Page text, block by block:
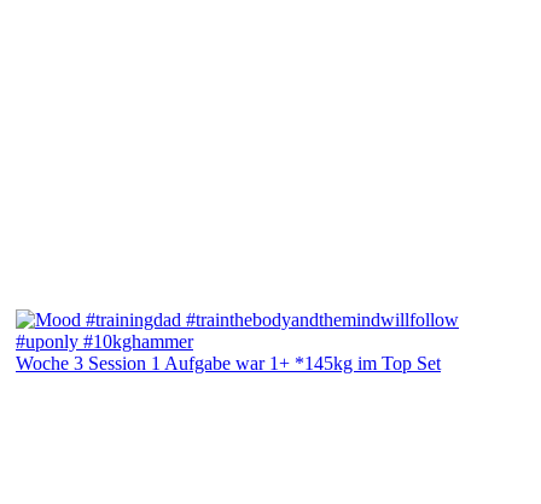
Woche 3 Session 1 Aufgabe war 1+ *145kg im Top Set